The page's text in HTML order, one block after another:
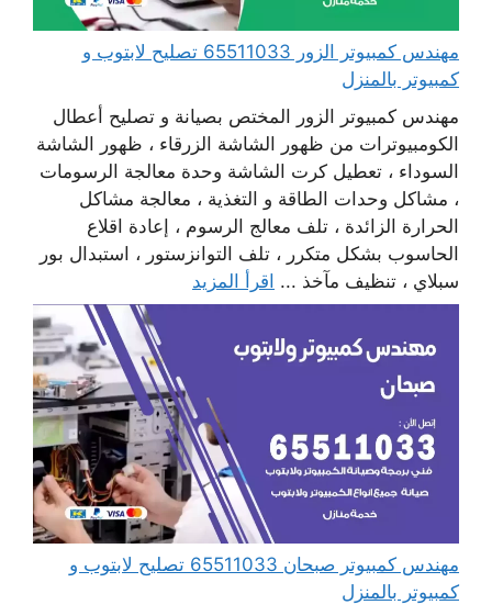
مهندس كمبيوتر الزور 65511033 تصليح لابتوب و
كمبيوتر بالمنزل
مهندس كمبيوتر الزور المختص بصيانة و تصليح أعطال
الكومبيوترات من ظهور الشاشة الزرقاء ، ظهور الشاشة
السوداء ، تعطيل كرت الشاشة وحدة معالجة الرسومات
، مشاكل وحدات الطاقة و التغذية ، معالجة مشاكل
الحرارة الزائدة ، تلف معالج الرسوم ، إعادة اقلاع
الحاسوب بشكل متكرر ، تلف التوانزستور ، استبدال بور
سبلاي ، تنظيف مآخذ ... اقرأ المزيد
مهندس كمبيوتر صبحان 65511033 تصليح لابتوب و
كمبيوتر بالمنزل